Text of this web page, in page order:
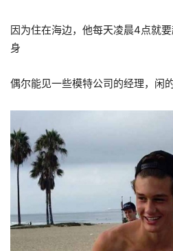
因为住在海边，他每天凌晨4点就
身
偶尔能见一些模特公司的经理，闲